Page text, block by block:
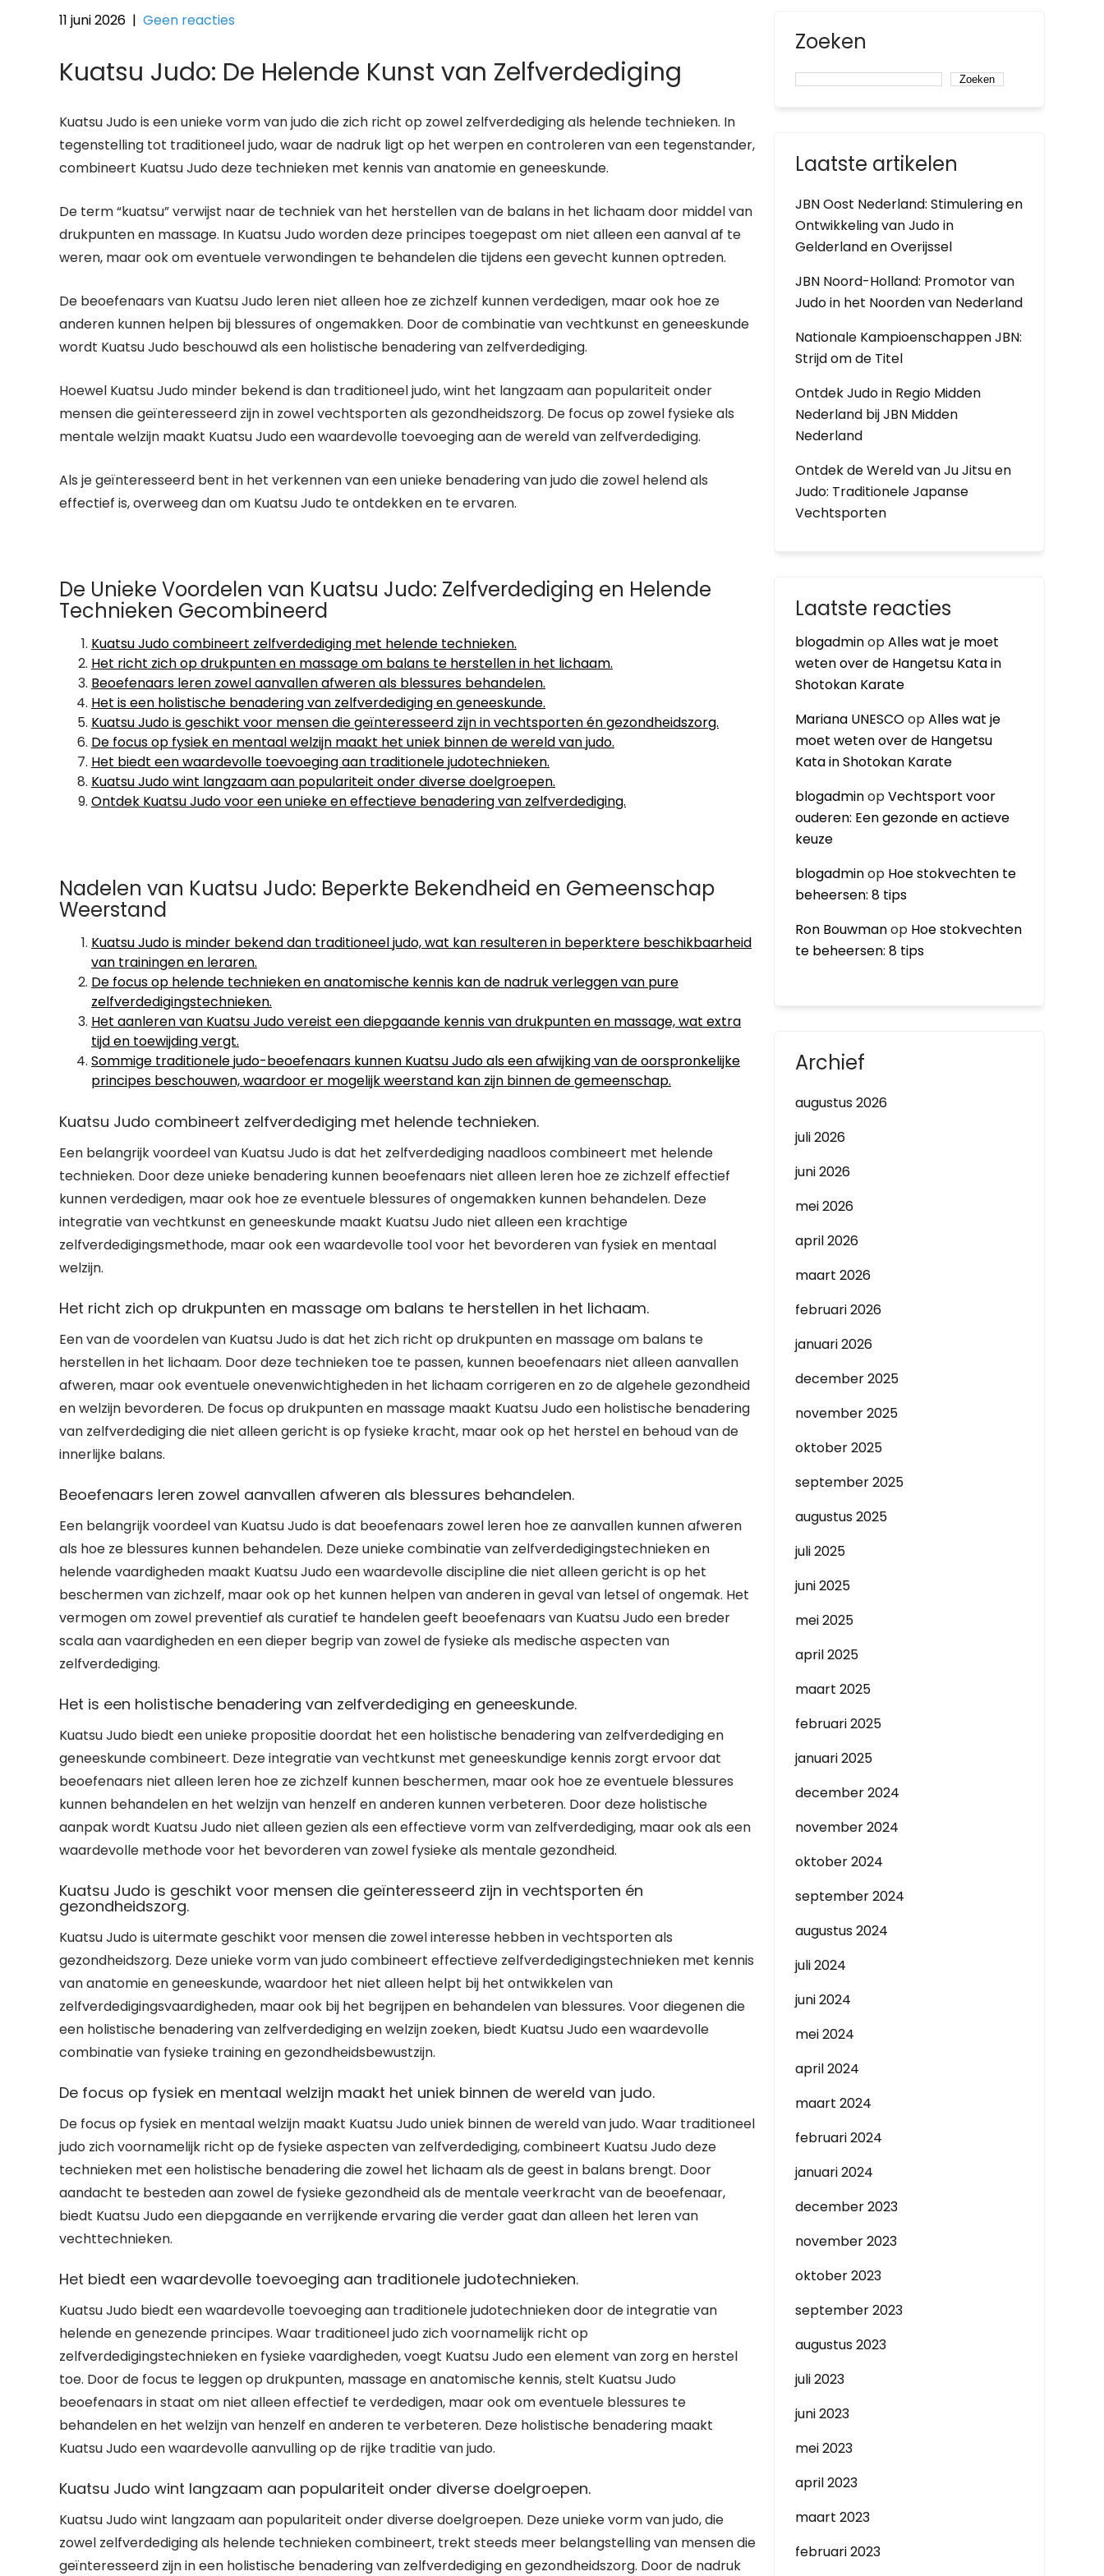
11 juni 2026 | Geen reacties
Kuatsu Judo: De Helende Kunst van Zelfverdediging
Kuatsu Judo is een unieke vorm van judo die zich richt op zowel zelfverdediging als helende technieken. In
tegenstelling tot traditioneel judo, waar de nadruk ligt op het werpen en controleren van een tegenstander,
combineert Kuatsu Judo deze technieken met kennis van anatomie en geneeskunde.
De term “kuatsu” verwijst naar de techniek van het herstellen van de balans in het lichaam door middel van
drukpunten en massage. In Kuatsu Judo worden deze principes toegepast om niet alleen een aanval af te
weren, maar ook om eventuele verwondingen te behandelen die tijdens een gevecht kunnen optreden.
De beoefenaars van Kuatsu Judo leren niet alleen hoe ze zichzelf kunnen verdedigen, maar ook hoe ze
anderen kunnen helpen bij blessures of ongemakken. Door de combinatie van vechtkunst en geneeskunde
wordt Kuatsu Judo beschouwd als een holistische benadering van zelfverdediging.
Hoewel Kuatsu Judo minder bekend is dan traditioneel judo, wint het langzaam aan populariteit onder
mensen die geïnteresseerd zijn in zowel vechtsporten als gezondheidszorg. De focus op zowel fysieke als
mentale welzijn maakt Kuatsu Judo een waardevolle toevoeging aan de wereld van zelfverdediging.
Als je geïnteresseerd bent in het verkennen van een unieke benadering van judo die zowel helend als
effectief is, overweeg dan om Kuatsu Judo te ontdekken en te ervaren.
De Unieke Voordelen van Kuatsu Judo: Zelfverdediging en Helende
Technieken Gecombineerd
Kuatsu Judo combineert zelfverdediging met helende technieken.
Het richt zich op drukpunten en massage om balans te herstellen in het lichaam.
Beoefenaars leren zowel aanvallen afweren als blessures behandelen.
Het is een holistische benadering van zelfverdediging en geneeskunde.
Kuatsu Judo is geschikt voor mensen die geïnteresseerd zijn in vechtsporten én gezondheidszorg.
De focus op fysiek en mentaal welzijn maakt het uniek binnen de wereld van judo.
Het biedt een waardevolle toevoeging aan traditionele judotechnieken.
Kuatsu Judo wint langzaam aan populariteit onder diverse doelgroepen.
Ontdek Kuatsu Judo voor een unieke en effectieve benadering van zelfverdediging.
Nadelen van Kuatsu Judo: Beperkte Bekendheid en Gemeenschap
Weerstand
Kuatsu Judo is minder bekend dan traditioneel judo, wat kan resulteren in beperktere beschikbaarheid
van trainingen en leraren.
De focus op helende technieken en anatomische kennis kan de nadruk verleggen van pure
zelfverdedigingstechnieken.
Het aanleren van Kuatsu Judo vereist een diepgaande kennis van drukpunten en massage, wat extra
tijd en toewijding vergt.
Sommige traditionele judo-beoefenaars kunnen Kuatsu Judo als een afwijking van de oorspronkelijke
principes beschouwen, waardoor er mogelijk weerstand kan zijn binnen de gemeenschap.
Kuatsu Judo combineert zelfverdediging met helende technieken.
Een belangrijk voordeel van Kuatsu Judo is dat het zelfverdediging naadloos combineert met helende
technieken. Door deze unieke benadering kunnen beoefenaars niet alleen leren hoe ze zichzelf effectief
kunnen verdedigen, maar ook hoe ze eventuele blessures of ongemakken kunnen behandelen. Deze
integratie van vechtkunst en geneeskunde maakt Kuatsu Judo niet alleen een krachtige
zelfverdedigingsmethode, maar ook een waardevolle tool voor het bevorderen van fysiek en mentaal
welzijn.
Het richt zich op drukpunten en massage om balans te herstellen in het lichaam.
Een van de voordelen van Kuatsu Judo is dat het zich richt op drukpunten en massage om balans te
herstellen in het lichaam. Door deze technieken toe te passen, kunnen beoefenaars niet alleen aanvallen
afweren, maar ook eventuele onevenwichtigheden in het lichaam corrigeren en zo de algehele gezondheid
en welzijn bevorderen. De focus op drukpunten en massage maakt Kuatsu Judo een holistische benadering
van zelfverdediging die niet alleen gericht is op fysieke kracht, maar ook op het herstel en behoud van de
innerlijke balans.
Beoefenaars leren zowel aanvallen afweren als blessures behandelen.
Een belangrijk voordeel van Kuatsu Judo is dat beoefenaars zowel leren hoe ze aanvallen kunnen afweren
als hoe ze blessures kunnen behandelen. Deze unieke combinatie van zelfverdedigingstechnieken en
helende vaardigheden maakt Kuatsu Judo een waardevolle discipline die niet alleen gericht is op het
beschermen van zichzelf, maar ook op het kunnen helpen van anderen in geval van letsel of ongemak. Het
vermogen om zowel preventief als curatief te handelen geeft beoefenaars van Kuatsu Judo een breder
scala aan vaardigheden en een dieper begrip van zowel de fysieke als medische aspecten van
zelfverdediging.
Het is een holistische benadering van zelfverdediging en geneeskunde.
Kuatsu Judo biedt een unieke propositie doordat het een holistische benadering van zelfverdediging en
geneeskunde combineert. Deze integratie van vechtkunst met geneeskundige kennis zorgt ervoor dat
beoefenaars niet alleen leren hoe ze zichzelf kunnen beschermen, maar ook hoe ze eventuele blessures
kunnen behandelen en het welzijn van henzelf en anderen kunnen verbeteren. Door deze holistische
aanpak wordt Kuatsu Judo niet alleen gezien als een effectieve vorm van zelfverdediging, maar ook als een
waardevolle methode voor het bevorderen van zowel fysieke als mentale gezondheid.
Kuatsu Judo is geschikt voor mensen die geïnteresseerd zijn in vechtsporten én
gezondheidszorg.
Kuatsu Judo is uitermate geschikt voor mensen die zowel interesse hebben in vechtsporten als
gezondheidszorg. Deze unieke vorm van judo combineert effectieve zelfverdedigingstechnieken met kennis
van anatomie en geneeskunde, waardoor het niet alleen helpt bij het ontwikkelen van
zelfverdedigingsvaardigheden, maar ook bij het begrijpen en behandelen van blessures. Voor diegenen die
een holistische benadering van zelfverdediging en welzijn zoeken, biedt Kuatsu Judo een waardevolle
combinatie van fysieke training en gezondheidsbewustzijn.
De focus op fysiek en mentaal welzijn maakt het uniek binnen de wereld van judo.
De focus op fysiek en mentaal welzijn maakt Kuatsu Judo uniek binnen de wereld van judo. Waar traditioneel
judo zich voornamelijk richt op de fysieke aspecten van zelfverdediging, combineert Kuatsu Judo deze
technieken met een holistische benadering die zowel het lichaam als de geest in balans brengt. Door
aandacht te besteden aan zowel de fysieke gezondheid als de mentale veerkracht van de beoefenaar,
biedt Kuatsu Judo een diepgaande en verrijkende ervaring die verder gaat dan alleen het leren van
vechttechnieken.
Het biedt een waardevolle toevoeging aan traditionele judotechnieken.
Kuatsu Judo biedt een waardevolle toevoeging aan traditionele judotechnieken door de integratie van
helende en genezende principes. Waar traditioneel judo zich voornamelijk richt op
zelfverdedigingstechnieken en fysieke vaardigheden, voegt Kuatsu Judo een element van zorg en herstel
toe. Door de focus te leggen op drukpunten, massage en anatomische kennis, stelt Kuatsu Judo
beoefenaars in staat om niet alleen effectief te verdedigen, maar ook om eventuele blessures te
behandelen en het welzijn van henzelf en anderen te verbeteren. Deze holistische benadering maakt
Kuatsu Judo een waardevolle aanvulling op de rijke traditie van judo.
Kuatsu Judo wint langzaam aan populariteit onder diverse doelgroepen.
Kuatsu Judo wint langzaam aan populariteit onder diverse doelgroepen. Deze unieke vorm van judo, die
zowel zelfverdediging als helende technieken combineert, trekt steeds meer belangstelling van mensen die
geïnteresseerd zijn in een holistische benadering van zelfverdediging en gezondheidszorg. Door de nadruk
Zoeken
Zoeken
Laatste artikelen
JBN Oost Nederland: Stimulering en
Ontwikkeling van Judo in
Gelderland en Overijssel
JBN Noord-Holland: Promotor van
Judo in het Noorden van Nederland
Nationale Kampioenschappen JBN:
Strijd om de Titel
Ontdek Judo in Regio Midden
Nederland bij JBN Midden
Nederland
Ontdek de Wereld van Ju Jitsu en
Judo: Traditionele Japanse
Vechtsporten
Laatste reacties
blogadminopAlles wat je moet
weten over de Hangetsu Kata in
Shotokan Karate
Mariana UNESCOopAlles wat je
moet weten over de Hangetsu
Kata in Shotokan Karate
blogadminopVechtsport voor
ouderen: Een gezonde en actieve
keuze
blogadminop Hoe stokvechten te
beheersen: 8 tips
Ron Bouwmanop Hoe stokvechten
te beheersen: 8 tips
Archief
augustus 2026
juli 2026
juni 2026
mei 2026
april 2026
maart 2026
februari 2026
januari 2026
december 2025
november 2025
oktober 2025
september 2025
augustus 2025
juli 2025
juni 2025
mei 2025
april 2025
maart 2025
februari 2025
januari 2025
december 2024
november 2024
oktober 2024
september 2024
augustus 2024
juli 2024
juni 2024
mei 2024
april 2024
maart 2024
februari 2024
januari 2024
december 2023
november 2023
oktober 2023
september 2023
augustus 2023
juli 2023
juni 2023
mei 2023
april 2023
maart 2023
februari 2023